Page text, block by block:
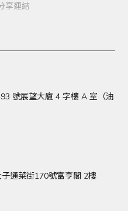
享連結
號展望大廈 4 字樓 A 室（油
通菜街170號富亨閣 2樓